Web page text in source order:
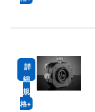
詳
細
規
格